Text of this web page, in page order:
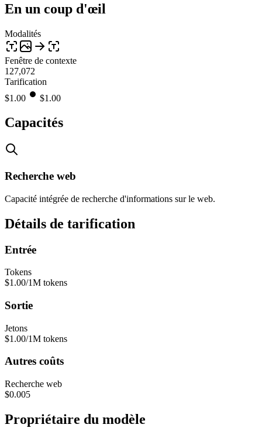
En un coup d'œil
Modalités
Fenêtre de contexte
127,072
Tarification
$1.00 $1.00
Capacités
Recherche web
Capacité intégrée de recherche d'informations sur le web.
Détails de tarification
Entrée
Tokens
$1.00/1M tokens
Sortie
Jetons
$1.00/1M tokens
Autres coûts
Recherche web
$0.005
Propriétaire du modèle